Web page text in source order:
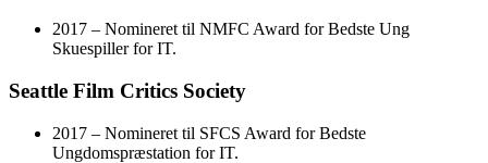
2017 – Nomineret til NMFC Award for Bedste Ung
Skuespiller for IT.
Seattle Film Critics Society
2017 – Nomineret til SFCS Award for Bedste
Ungdomspræstation for IT.